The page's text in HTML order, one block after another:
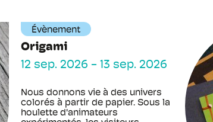
Évènement
Origami
12 sep. 2026 - 13 sep. 2026
Nous donnons vie à des univers
colorés à partir de papier. Sous la
houlette d'animateurs